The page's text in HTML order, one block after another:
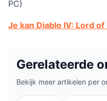
PC)
Je kan Diablo IV: Lord
Gerelateerde
Bekijk meer artikelen per